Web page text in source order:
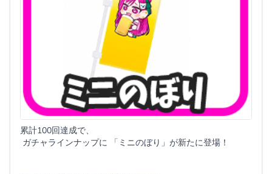
累計100回達成で、
ガチャラインナップに 「ミニのぼり」が新たに登場！